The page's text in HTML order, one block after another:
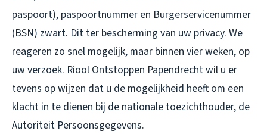
paspoort), paspoortnummer en Burgerservicenummer
(BSN) zwart. Dit ter bescherming van uw privacy. We
reageren zo snel mogelijk, maar binnen vier weken, op
uw verzoek. Riool Ontstoppen Papendrecht wil u er
tevens op wijzen dat u de mogelijkheid heeft om een
klacht in te dienen bij de nationale toezichthouder, de
Autoriteit Persoonsgegevens.